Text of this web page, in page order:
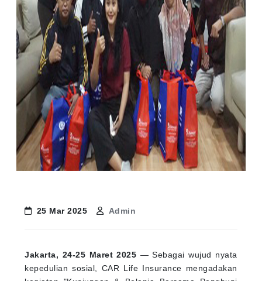
25 Mar 2025 Admin
Jakarta, 24-25 Maret 2025 — Sebagai wujud nyata
kepedulian sosial, CAR Life Insurance mengadakan